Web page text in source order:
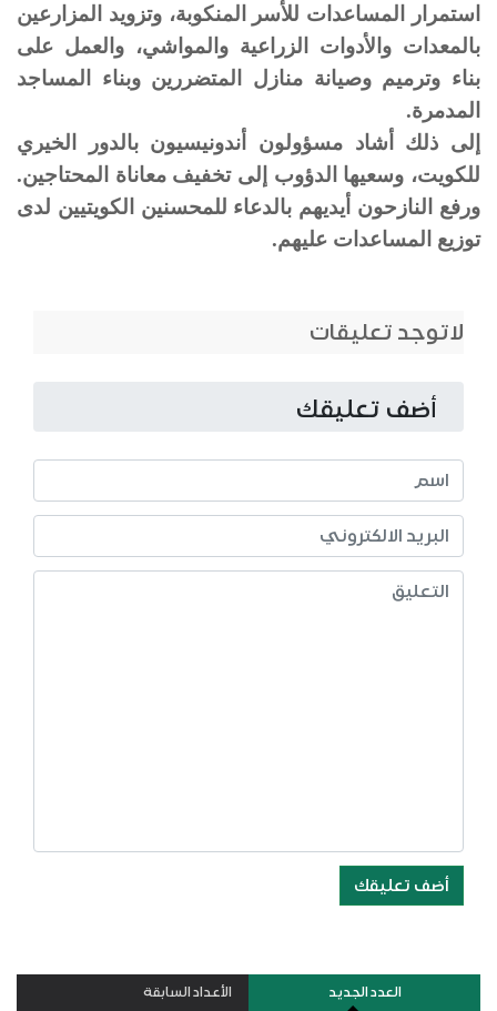
استمرار المساعدات للأسر المنكوبة، وتزويد المزارعين
بالمعدات والأدوات الزراعية والمواشي، والعمل على
بناء وترميم وصيانة منازل المتضررين وبناء المساجد
المدمرة.
إلى ذلك أشاد مسؤولون أندونيسيون بالدور الخيري
للكويت، وسعيها الدؤوب إلى تخفيف معاناة المحتاجين.
ورفع النازحون أيديهم بالدعاء للمحسنين الكويتيين لدى
توزيع المساعدات عليهم.
لاتوجد تعليقات
أضف تعليقك
أضف تعليقك
العدد الجديد الأعداد السابقة